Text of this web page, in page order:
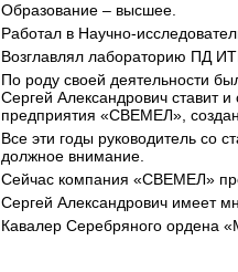
Образование – высшее.
Работал в Научно-
Возглавлял лабораторию ПД
По роду своей деятельности
Сергей Александрович ставит
предприятия «СВЕМЕЛ»,
Все эти годы руководитель со
должное внимание.
Сейчас компания «СВЕМЕЛ»
Сергей Александрович имеет
Кавалер Серебряного ордена